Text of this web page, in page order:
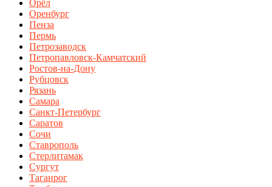
Орёл
Оренбург
Пенза
Пермь
Петрозаводск
Петропавловск-Камчатский
Ростов-на-Дону
Рубцовск
Рязань
Самара
Санкт-Петербург
Саратов
Сочи
Ставрополь
Стерлитамак
Сургут
Таганрог